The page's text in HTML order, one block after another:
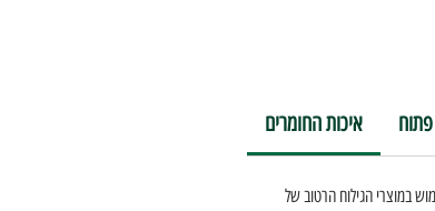
איכות החומרים
במוצרי הגילוח הרטוב של